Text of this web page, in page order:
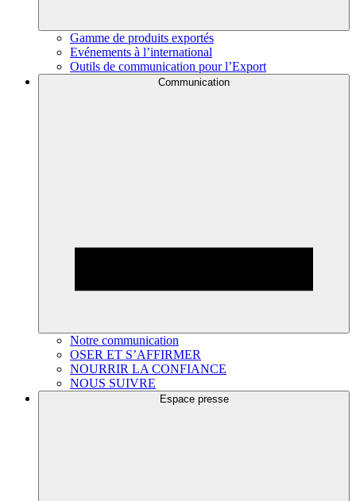
Gamme de produits exportés
Evénements à l’international
Outils de communication pour l’Export
Communication
Notre communication
OSER ET S’AFFIRMER
NOURRIR LA CONFIANCE
NOUS SUIVRE
Espace presse